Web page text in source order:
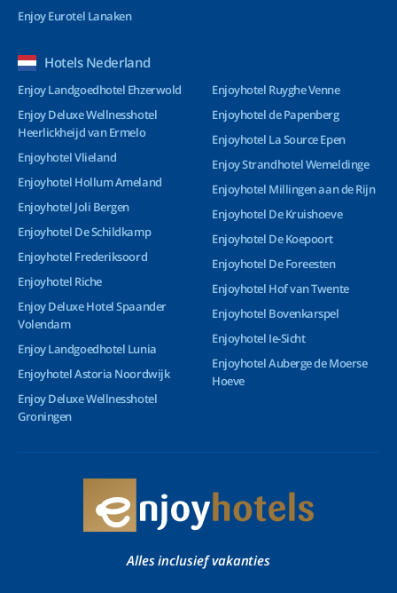
Enjoy Eurotel Lanaken
Hotels Nederland
Enjoy Landgoedhotel Ehzerwold
Enjoy Deluxe Wellnesshotel
Heerlickheijd van Ermelo
Enjoyhotel Vlieland
Enjoyhotel Hollum Ameland
Enjoyhotel Joli Bergen
Enjoyhotel De Schildkamp
Enjoyhotel Frederiksoord
Enjoyhotel Riche
Enjoy Deluxe Hotel Spaander
Volendam
Enjoy Landgoedhotel Lunia
Enjoyhotel Astoria Noordwijk
Enjoy Deluxe Wellnesshotel
Groningen
Enjoyhotel Ruyghe Venne
Enjoyhotel de Papenberg
Enjoyhotel La Source Epen
Enjoy Strandhotel Wemeldinge
Enjoyhotel Millingen aan de Rijn
Enjoyhotel De Kruishoeve
Enjoyhotel De Koepoort
Enjoyhotel De Foreesten
Enjoyhotel Hof van Twente
Enjoyhotel Bovenkarspel
Enjoyhotel Ie-Sicht
Enjoyhotel Auberge de Moerse
Hoeve
Alles inclusief vakanties